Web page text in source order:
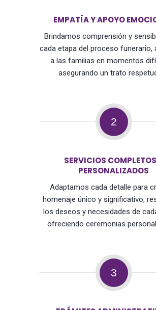
EMPATÍA Y APOYO
Brindamos comprensión y
cada etapa del proceso funerario,
a las familias en momentos
asegurando un trato
2
SERVICIOS
PERSONALIZADOS
Adaptamos cada detalle para
homenaje único y significativo,
los deseos y necesidades de
ofreciendo ceremonias
3